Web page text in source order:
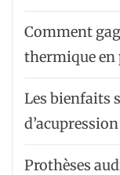
Comment
thermique en
Les bienfaits
Prothèses